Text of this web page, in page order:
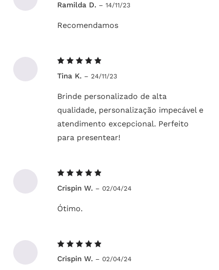
5de 5
Ramilda D. – 14/11/23
Recomendamos
5de 5
Tina K. – 24/11/23
Brinde personalizado de alta
qualidade, personalização impecável e
atendimento excepcional. Perfeito
para presentear!
5de 5
Crispin W. – 02/04/24
Ótimo.
5de 5
Crispin W. – 02/04/24